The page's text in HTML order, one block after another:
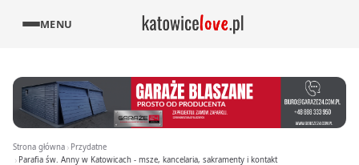
MENU
Strona główna
Przydatne
Parafia św. Anny w Katowicach - msze, kancelaria, sakramenty i kontakt